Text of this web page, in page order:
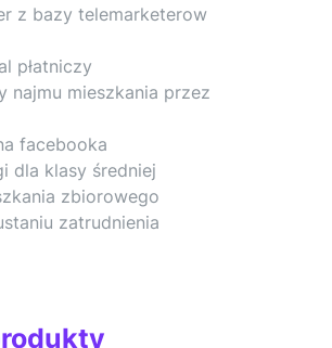
z bazy telemarketerow
płatniczy
najmu mieszkania przez
facebooka
dla klasy średniej
zbiorowego
zatrudnienia